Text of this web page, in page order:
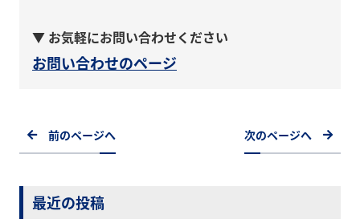
▼ お気軽にお問い合わせください
お問い合わせのページ
前のページへ 次のページへ
最近の投稿